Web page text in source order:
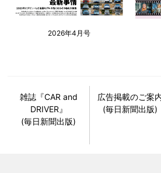
2026年4月号
雑誌『CAR and
DRIVER』
(毎日新聞出版)
広告掲載のご案
(毎日新聞出版)